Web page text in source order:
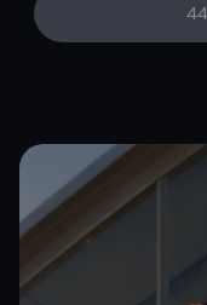
44